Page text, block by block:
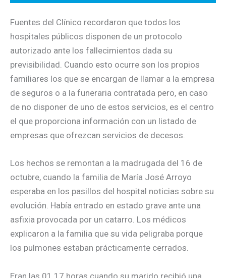
Fuentes del Clínico recordaron que todos los
hospitales públicos disponen de un protocolo
autorizado ante los fallecimientos dada su
previsibilidad. Cuando esto ocurre son los propios
familiares los que se encargan de llamar a la empresa
de seguros o a la funeraria contratada pero, en caso
de no disponer de uno de estos servicios, es el centro
el que proporciona información con un listado de
empresas que ofrezcan servicios de decesos.
Los hechos se remontan a la madrugada del 16 de
octubre, cuando la familia de María José Arroyo
esperaba en los pasillos del hospital noticias sobre su
evolución. Había entrado en estado grave ante una
asfixia provocada por un catarro. Los médicos
explicaron a la familia que su vida peligraba porque
los pulmones estaban prácticamente cerrados.
Eran las 01.17 horas cuando su marido recibió una